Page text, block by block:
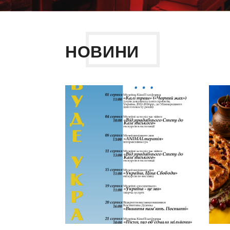
Експонати
та цікаві виставки
НОВИНИ